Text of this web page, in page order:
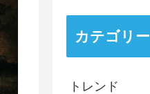
カテゴリー
トレンド